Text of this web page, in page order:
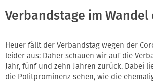
Verbandstage im Wandel
Heuer fällt der Verbandstag wegen der
leider aus: Daher schauen wir auf die
Jahr, fünf und zehn Jahren zurück. Dabei
die Politprominenz sehen, wie die